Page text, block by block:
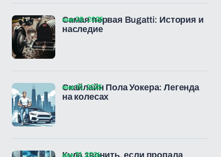
Самая первая Bugatti: История и
наследие
янв 28, 2025
Скайлайн Пола Уокера: Легенда
на колесах
янв 10, 2025
дек 31, 2024